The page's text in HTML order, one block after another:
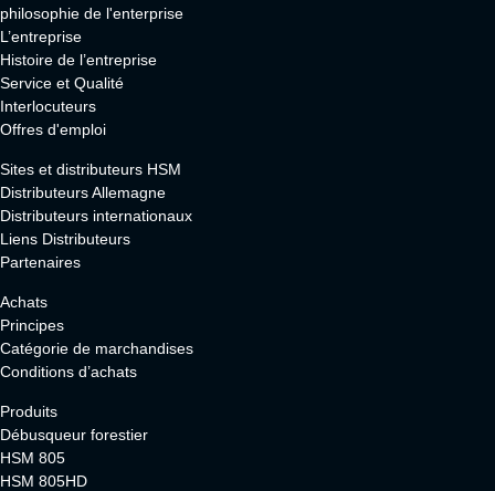
philosophie de l'enterprise
L’entreprise
Histoire de l’entreprise
Service et Qualité
Interlocuteurs
Offres d'emploi
Sites et distributeurs HSM
Distributeurs Allemagne
Distributeurs internationaux
Liens Distributeurs
Partenaires
Achats
Principes
Catégorie de marchandises
Conditions d’achats
Produits
Débusqueur forestier
HSM 805
HSM 805HD